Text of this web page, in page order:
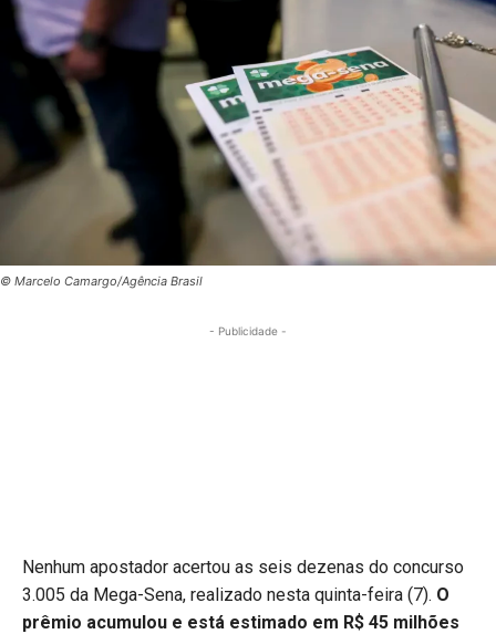
© Marcelo Camargo/Agência Brasil
- Publicidade -
Nenhum apostador acertou as seis dezenas do concurso
3.005 da Mega-Sena, realizado nesta quinta-feira (7). O
prêmio acumulou e está estimado em R$ 45 milhões